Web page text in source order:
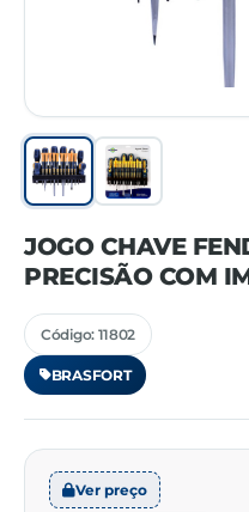
JOGO CHAVE
PRECISÃO COM
Código: 11802
BRASFORT
Ver preço